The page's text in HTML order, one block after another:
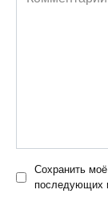
Сохранить
последующих